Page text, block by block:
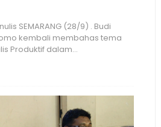
SEMARANG (28/9) . Budi
kembali membahas tema
Produktif dalam...